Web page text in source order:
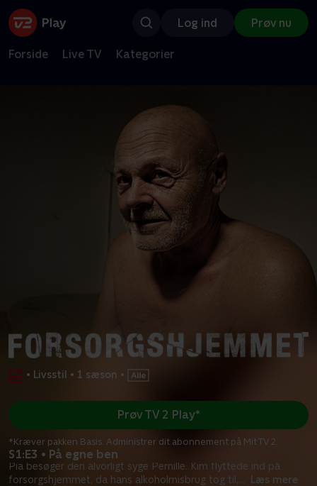
Log ind Prøv nu
Forside Live TV Kategorier
• Livsstil • 1 sæson •
S1:E3 • På egne ben
Pia besøger den alvorligt syge Pernille. Kim flyttede ind på
forsorgshjemmet, da hans alkoholmisbrug tog til, ... Læs mere
Prøv TV 2 Play*
*Kræver pakken Basis. Administrer dit abonnement på Mit TV 2.